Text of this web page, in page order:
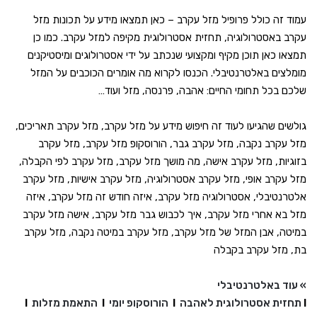
עמוד זה כולל פרופיל מזל עקרב – כאן תמצאו מידע על תכונות מזל
עקרב באסטרולוגיה, תחזית אסטרולוגית מקיפה למזל עקרב. כמו כן
תמצאו כאן תוכן מקיף ומקצועי שנכתב על ידי אסטרולוגים ומיסטיקנים
מומלצים באלטרנטיבלי. הכנסו לקרוא מה אומרים הכוכבים על המזל
שלכם בכל תחומי החיים: אהבה, פרנסה, מזל ועוד…
גולשים שהגיעו לעוד זה חיפוש מידע על מזל עקרב, מזל עקרב תאריכים,
מזל עקרב נקבה, מזל עקרב גבר, הורוסקופ מזל עקרב, מזל עקרב
בזוגיות, מזל עקרב אישה, מה מושך מזל עקרב, מזל עקרב לפי הקבלה,
מזל עקרב אופי, מזל עקרב אסטרולוגיה, מזל עקרב אישיות, מזל עקרב
אלטרנטיבלי, אסטרולוגיה מזל עקרב, איזה חודש זה מזל עקרב, איזה
מזל בא אחרי מזל עקרב, איך לכבוש גבר מזל עקרב, אישה מזל עקרב
במיטה, אבן המזל של מזל עקרב, מזל עקרב במיטה נקבה, מזל עקרב
בת, מזל עקרב בקבלה
» עוד באלטרנטיבלי
I תחזית אסטרולוגית לאהבה I הורוסקופ יומי I התאמת מזלות I